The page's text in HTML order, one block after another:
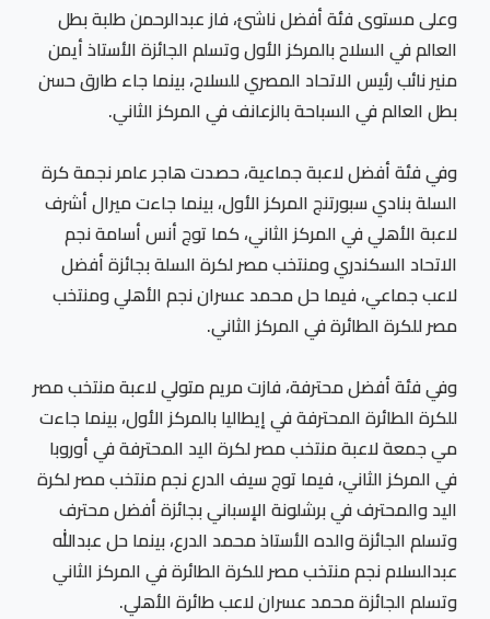
وعلى مستوى فئة أفضل ناشئ، فاز عبدالرحمن طلبة بطل
العالم في السلاح بالمركز الأول وتسلم الجائزة الأستاذ أيمن
منير نائب رئيس الاتحاد المصري للسلاح، بينما جاء طارق حسن
بطل العالم في السباحة بالزعانف في المركز الثاني.
وفي فئة أفضل لاعبة جماعية، حصدت هاجر عامر نجمة كرة
السلة بنادي سبورتنج المركز الأول، بينما جاءت ميرال أشرف
لاعبة الأهلي في المركز الثاني، كما توج أنس أسامة نجم
الاتحاد السكندري ومنتخب مصر لكرة السلة بجائزة أفضل
لاعب جماعي، فيما حل محمد عسران نجم الأهلي ومنتخب
مصر للكرة الطائرة في المركز الثاني.
وفي فئة أفضل محترفة، فازت مريم متولي لاعبة منتخب مصر
للكرة الطائرة المحترفة في إيطاليا بالمركز الأول، بينما جاءت
مي جمعة لاعبة منتخب مصر لكرة اليد المحترفة في أوروبا
في المركز الثاني، فيما توج سيف الدرع نجم منتخب مصر لكرة
اليد والمحترف في برشلونة الإسباني بجائزة أفضل محترف
وتسلم الجائزة والده الأستاذ محمد الدرع، بينما حل عبدالله
عبدالسلام نجم منتخب مصر للكرة الطائرة في المركز الثاني
وتسلم الجائزة محمد عسران لاعب طائرة الأهلي.